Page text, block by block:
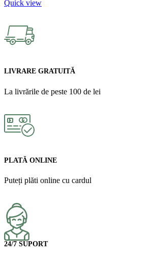
Quick view
LIVRARE GRATUITĂ
La livrările de peste 100 de lei
PLATĂ ONLINE
Puteți plăti online cu cardul
24/7 SUPORT